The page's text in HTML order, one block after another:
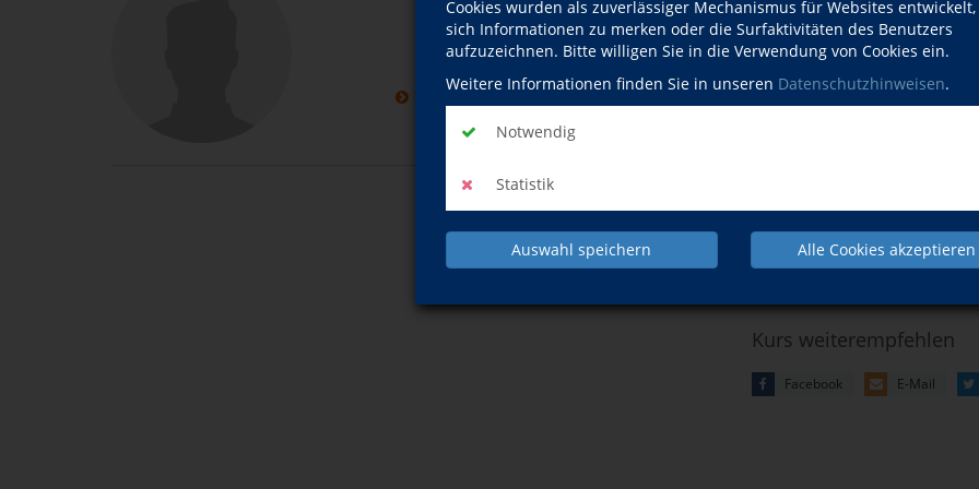
Cookies wurden als zuverlässiger Mechanismus für Websites
sich Informationen zu merken oder die Surfaktivitäten des Benutzers
aufzuzeichnen. Bitte willigen Sie in die Verwendung von Cookies ein.
Weitere Informationen finden Sie in unseren Datenschutzhinweisen.
Notwendig
Statistik
Auswahl speichern Alle Cookies akzeptieren
Datum Mittwoch,
Hinweis
Gebühr 9,00 EUR
online-
werden
Kursdetails drucken
Kurs weiterempfehlen
Facebook E-Mail
Michael Ebert
Dozent
zum Dozentenprofil
weitere Kurse dieses Dozenten